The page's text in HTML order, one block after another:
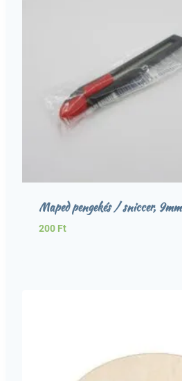
Maped pengekés / sniccer, 9mm
200 Ft